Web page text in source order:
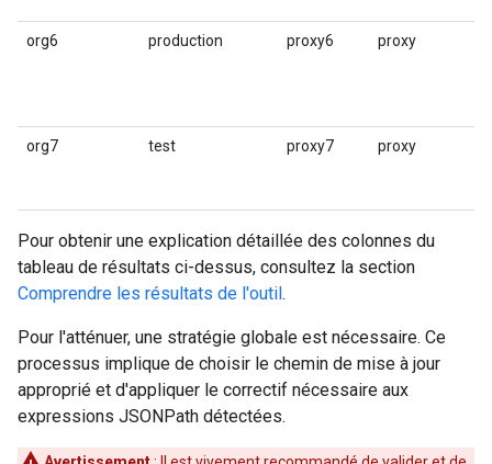
org6 production proxy6 proxy
org7 test proxy7 proxy
Pour obtenir une explication détaillée des colonnes du
tableau de résultats ci-dessus, consultez la section
Comprendre les résultats de l'outil.
Pour l'atténuer, une stratégie globale est nécessaire. Ce
processus implique de choisir le chemin de mise à jour
approprié et d'appliquer le correctif nécessaire aux
expressions JSONPath détectées.